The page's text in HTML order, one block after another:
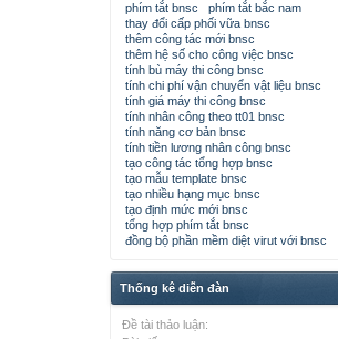
phím tắt bnsc
phím tắt bắc nam
thay đổi cấp phối vữa bnsc
thêm công tác mới bnsc
thêm hệ số cho công việc bnsc
tính bù máy thi công bnsc
tính chi phí vận chuyển vật liệu bnsc
tính giá máy thi công bnsc
tính nhân công theo tt01 bnsc
tính năng cơ bản bnsc
tính tiền lương nhân công bnsc
tạo công tác tổng hợp bnsc
tạo mẫu template bnsc
tạo nhiều hạng mục bnsc
tạo định mức mới bnsc
tổng hợp phím tắt bnsc
đồng bộ phần mềm diệt virut với bnsc
Thống kê diễn đàn
Đề tài thảo luận: